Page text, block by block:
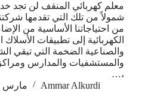
معلم كهربائي المنقف لن تجد
شمولاً من تلك التي تقدمها
من احتياجاتنا الأساسية من
الكهربائية إلى تطبيقات الأسلاك
والصناعية الضخمة التي تبقي
والمستشفيات والمدارس
،…
Ammar Alkurdi
مارس 29, 2021